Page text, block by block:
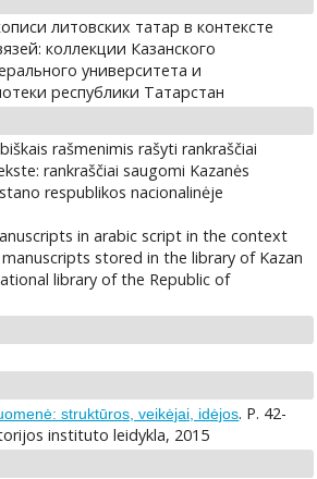
литовских татар в контексте
коллекции Казанского
университета и
республики Татарстан
rašmenimis rašyti rankraščiai
rankraščiai saugomi Kazanės
respublikos nacionalinėje
in arabic script in the context
stored in the library of Kazan
library of the Republic of
struktūros, veikėjai, idėjos. P. 42-
instituto leidykla, 2015